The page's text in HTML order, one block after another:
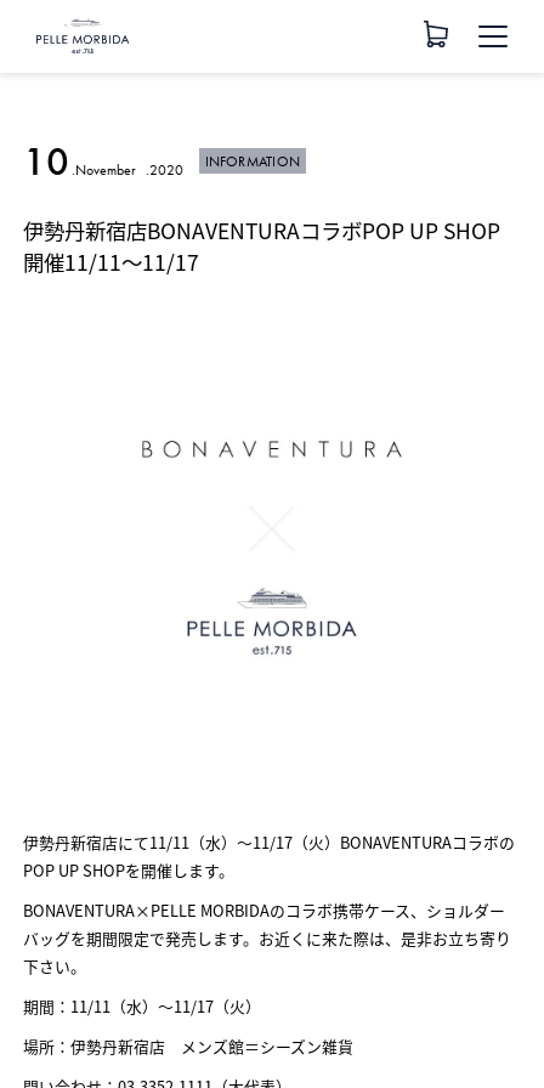
10 .November .2020
INFORMATION
伊勢丹新宿店BONAVENTURAコラボPOP UP SHOP
開催11/11～11/17
伊勢丹新宿店にて11/11（水）～11/17（火）BONAVENTURAコラボの
POP UP SHOPを開催します。
BONAVENTURA×PELLE MORBIDAのコラボ携帯ケース、ショルダー
バッグを期間限定で発売します。お近くに来た際は、是非お立ち寄り
下さい。
期間：11/11（水）～11/17（火）
場所：伊勢丹新宿店 メンズ館＝シーズン雑貨